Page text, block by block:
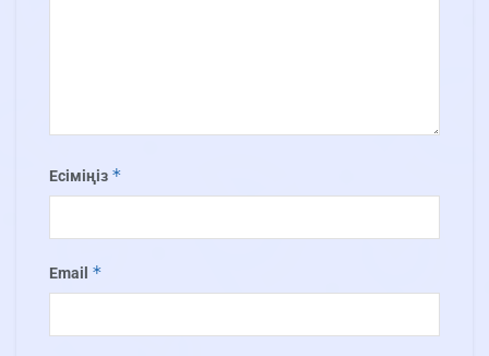
Есіміңіз *
Email *